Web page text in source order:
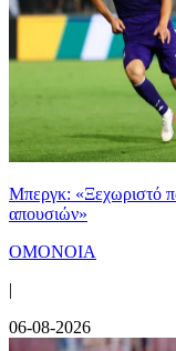
Μπεργκ: «Ξεχωριστό
απουσιών»
ΟΜΟΝΟΙΑ
|
06-08-2026